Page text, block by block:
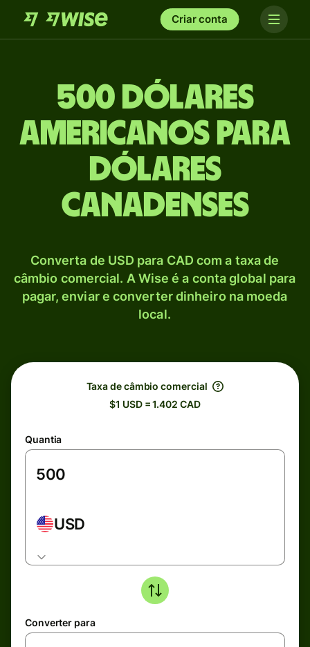
Criar conta
500 Dólares
americanos para
Dólares
canadenses
Converta de USD para CAD com a taxa de
câmbio comercial. A Wise é a conta global para
pagar, enviar e converter dinheiro na moeda
local.
Taxa de câmbio comercial
$1 USD = 1.402 CAD
Quantia
USD
Converter para